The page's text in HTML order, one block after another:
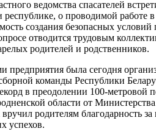
ведомства спасателей
о проводимой работе
создания безопасных
отводится трудовым
родителей и родственников.
предприятия была сегодня
команды Республики
в преодолении 100-метровой
области от
вручил родителям благодарность
успехов.